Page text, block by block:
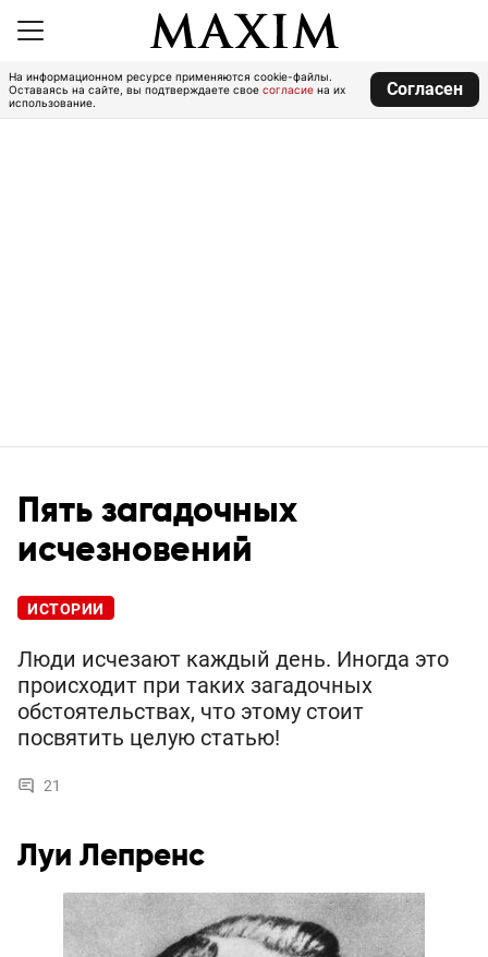
На информационном ресурсе применяются cookie-файлы.
Оставаясь на сайте, вы подтверждаете свое согласие на их
использование.
Согласен
Пять загадочных
исчезновений
ИСТОРИИ
Люди исчезают каждый день. Иногда это
происходит при таких загадочных
обстоятельствах, что этому стоит
посвятить целую статью!
21
Луи Лепренс